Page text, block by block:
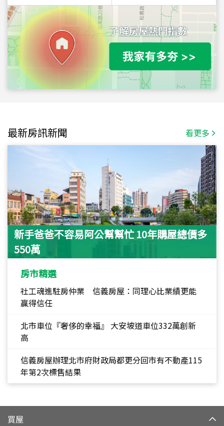
最新房訊新聞 看更多
新手爸爸不容易阿公幫幫忙 10年購屋總價多
550萬
房市精選
社工魂進駐房仲業 信義房屋：同理心比業績更能
贏得信任
北市車位『奢侈的幸福』 大安坡道車位332萬創新
高
信義房屋辦理北市府財政局都更分回市有不動產115
年第2次標售結果
買屋